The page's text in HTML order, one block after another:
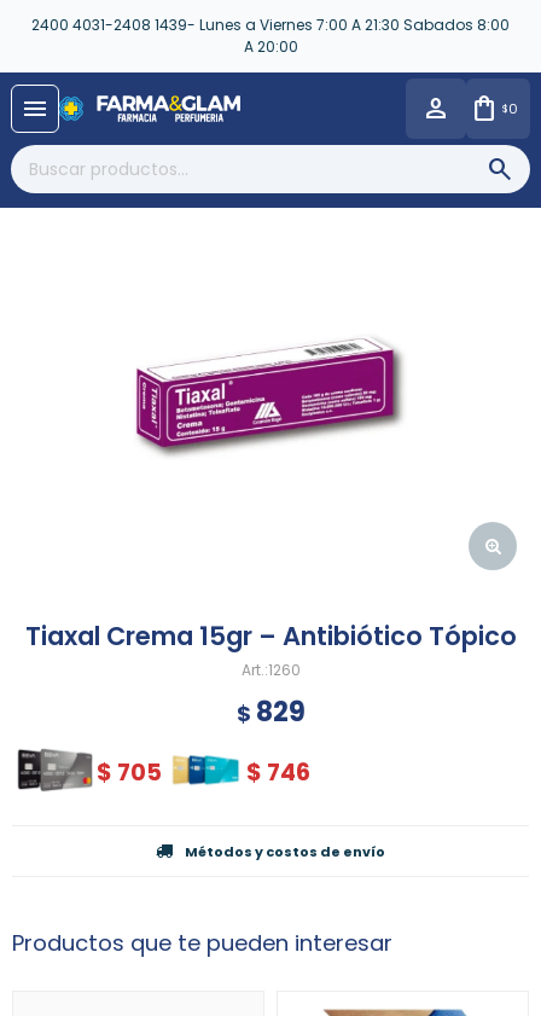
2400 4031-2408 1439- Lunes a Viernes 7:00 A 21:30 Sabados 8:00
A 20:00
menu $0
Tiaxal Crema 15gr – Antibiótico Tópico
1260
$ 829
$ 705 $ 746
Métodos y costos de envío
Productos que te pueden interesar